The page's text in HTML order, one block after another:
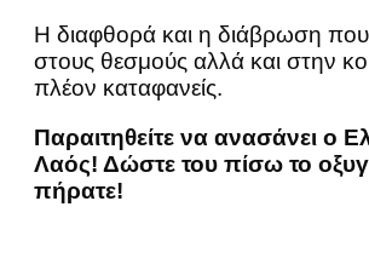
Η διαφθορά και η διάβρωση που
στους θεσμούς αλλά και στην
πλέον καταφανείς.
Παραιτηθείτε να ανασάνει ο
Λαός! Δώστε του πίσω το
πήρατε!